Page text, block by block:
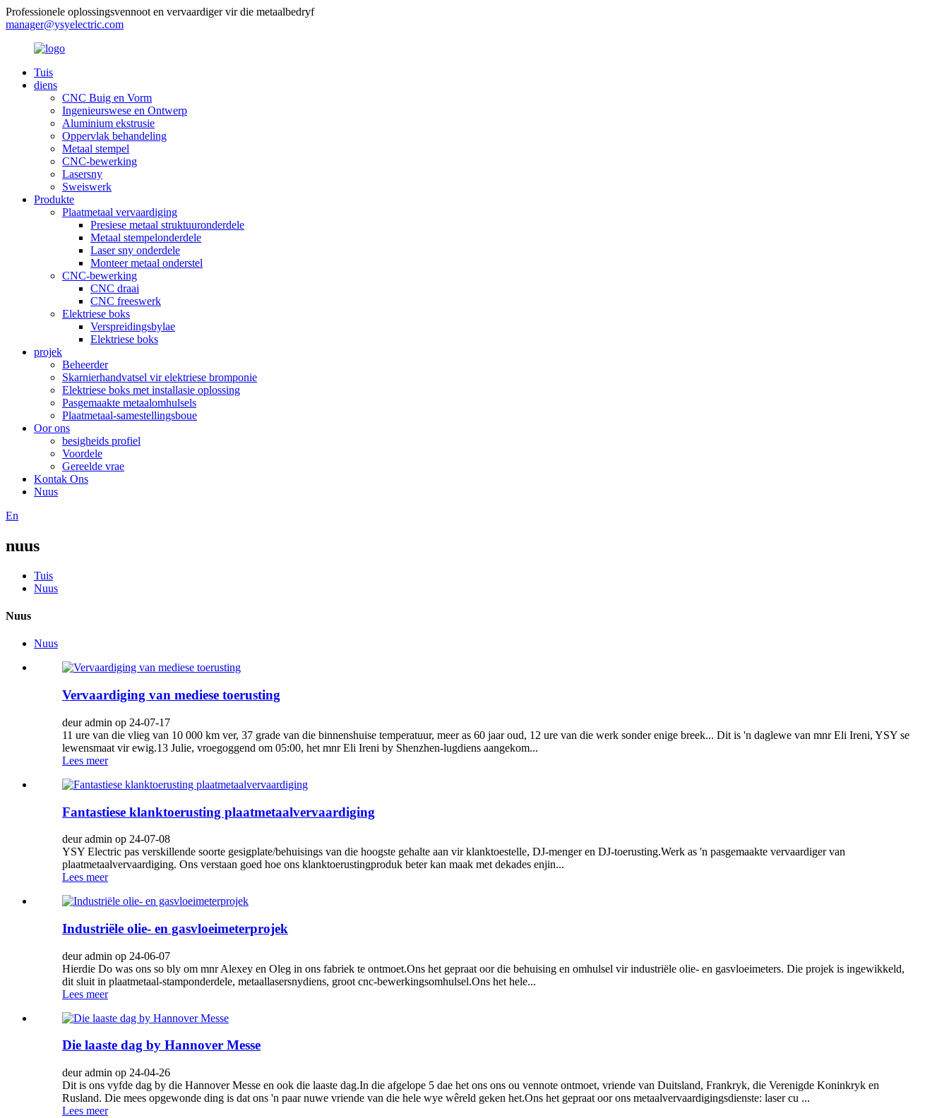
Professionele oplossingsvennoot en vervaardiger vir die metaalbedryf
manager@ysyelectric.com
Tuis
diens
CNC Buig en Vorm
Ingenieurswese en Ontwerp
Aluminium ekstrusie
Oppervlak behandeling
Metaal stempel
CNC-bewerking
Lasersny
Sweiswerk
Produkte
Plaatmetaal vervaardiging
Presiese metaal struktuuronderdele
Metaal stempelonderdele
Laser sny onderdele
Monteer metaal onderstel
CNC-bewerking
CNC draai
CNC freeswerk
Elektriese boks
Verspreidingsbylae
Elektriese boks
projek
Beheerder
Skarnierhandvatsel vir elektriese bromponie
Elektriese boks met installasie oplossing
Pasgemaakte metaalomhulsels
Plaatmetaal-samestellingsboue
Oor ons
besigheids profiel
Voordele
Gereelde vrae
Kontak Ons
Nuus
En
nuus
Tuis
Nuus
Nuus
Nuus
Vervaardiging van mediese toerusting
deur admin op 24-07-17
11 ure van die vlieg van 10 000 km ver, 37 grade van die binnenshuise temperatuur, meer as 60 jaar oud, 12 ure van die werk sonder enige breek... Dit is 'n daglewe van mnr Eli Ireni, YSY se
lewensmaat vir ewig.13 Julie, vroegoggend om 05:00, het mnr Eli Ireni by Shenzhen-lugdiens aangekom...
Lees meer
Fantastiese klanktoerusting plaatmetaalvervaardiging
deur admin op 24-07-08
YSY Electric pas verskillende soorte gesigplate/behuisings van die hoogste gehalte aan vir klanktoestelle, DJ-menger en DJ-toerusting.Werk as 'n pasgemaakte vervaardiger van
plaatmetaalvervaardiging. Ons verstaan ​​goed hoe ons klanktoerustingproduk beter kan maak met dekades enjin...
Lees meer
Industriële olie- en gasvloeimeterprojek
deur admin op 24-06-07
Hierdie Do was ons so bly om mnr Alexey en Oleg in ons fabriek te ontmoet.Ons het gepraat oor die behuising en omhulsel vir industriële olie- en gasvloeimeters. Die projek is ingewikkeld,
dit sluit in plaatmetaal-stamponderdele, metaallasersnydiens, groot cnc-bewerkingsomhulsel.Ons het hele...
Lees meer
Die laaste dag by Hannover Messe
deur admin op 24-04-26
Dit is ons vyfde dag by die Hannover Messe en ook die laaste dag.In die afgelope 5 dae het ons ons ou vennote ontmoet, vriende van Duitsland, Frankryk, die Verenigde Koninkryk en
Rusland. Die mees opgewonde ding is dat ons 'n paar nuwe vriende van die hele wye wêreld geken het.Ons het gepraat oor ons metaalvervaardigingsdienste: laser cu ...
Lees meer